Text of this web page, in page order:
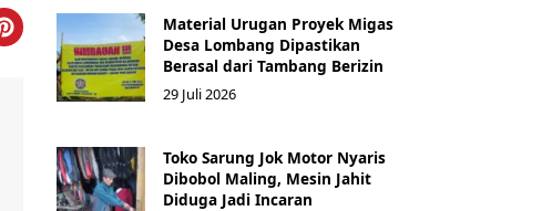
Material Urugan Proyek Migas
Desa Lombang Dipastikan
Berasal dari Tambang Berizin
29 Juli 2026
Toko Sarung Jok Motor Nyaris
Dibobol Maling, Mesin Jahit
Diduga Jadi Incaran